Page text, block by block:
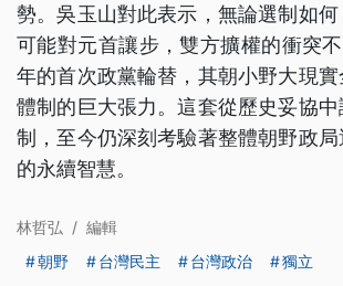
勢。吳玉山對此表示，無論選制如
可能對元首讓步，雙方擴權的衝突
年的首次政黨輪替，其朝小野大現
體制的巨大張力。這套從歷史妥協
制，至今仍深刻考驗著整體朝野政
的永續智慧。
林哲弘 / 編輯
朝野
台灣民主 台灣政治
獨立